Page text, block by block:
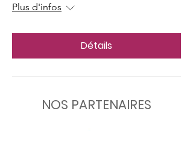
Plus d'infos
Détails
NOS PARTENAIRES